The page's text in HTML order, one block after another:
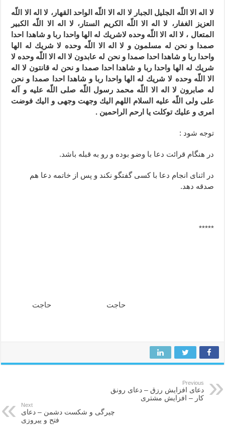
لا اله الا اللّه الجليل الجبار لا اله الا اللّه الواحد القهار، لا اله الا اللّه
العزيز الغفار، لا اله الا اللّه الكريم الستار، لا اله الا اللّه الكبير
المتعال ، لا اله الا اللّه وحده لاشريك له الها واحدا ربا و شاهدا احدا
صمدا و نحن له مسلمون و لا اله الا اللّه وحده لا شريك له الها
واحدا ربا و شاهدا احدا صمدا و نحن له عابدون لا اله الا اللّه وحده لا
شريك له الها واحدا ربا و شاهدا احدا صمدا و نحن له قانتون لا اله
الا اللّه وحده لا شريك له الها واحدا ربا و شاهدا احدا صمدا و نحن
له صابرون لا اله الا اللّه محمد رسول اللّه صلى اللّه عليه و آله
على ولى اللّه عليه السلام اللهم اليك وجهت وجهى و اليك فوضت
امرى و عليك توكلت يا ارحم الراحمين .
توجه شود :
در هنگام قرائت دعا با وضو بوده و رو به قبله باشد.
در اثنای انجام دعا با کسی گفتگو نکند و پس از خاتمه دعا هم
صدقه دهد.
*****
حاجت حاجت
Previous
دعای افزایش رزق – دعای رونق
کار – افزایش مشتری
Next
چیرگی و شکست دشمن – دعای
فتح و پیروزی